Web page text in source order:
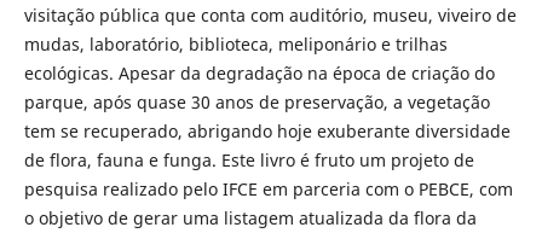
visitação pública que conta com auditório, museu, viveiro de
mudas, laboratório, biblioteca, meliponário e trilhas
ecológicas. Apesar da degradação na época de criação do
parque, após quase 30 anos de preservação, a vegetação
tem se recuperado, abrigando hoje exuberante diversidade
de flora, fauna e funga. Este livro é fruto um projeto de
pesquisa realizado pelo IFCE em parceria com o PEBCE, com
o objetivo de gerar uma listagem atualizada da flora da